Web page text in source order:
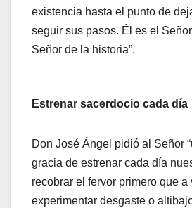
existencia hasta el punto de
seguir sus pasos. Él es el
Señor de la historia”.
Estrenar sacerdocio cada día
Don José Ángel pidió al Señor
gracia de estrenar cada día
recobrar el fervor primero que a
experimentar desgaste o